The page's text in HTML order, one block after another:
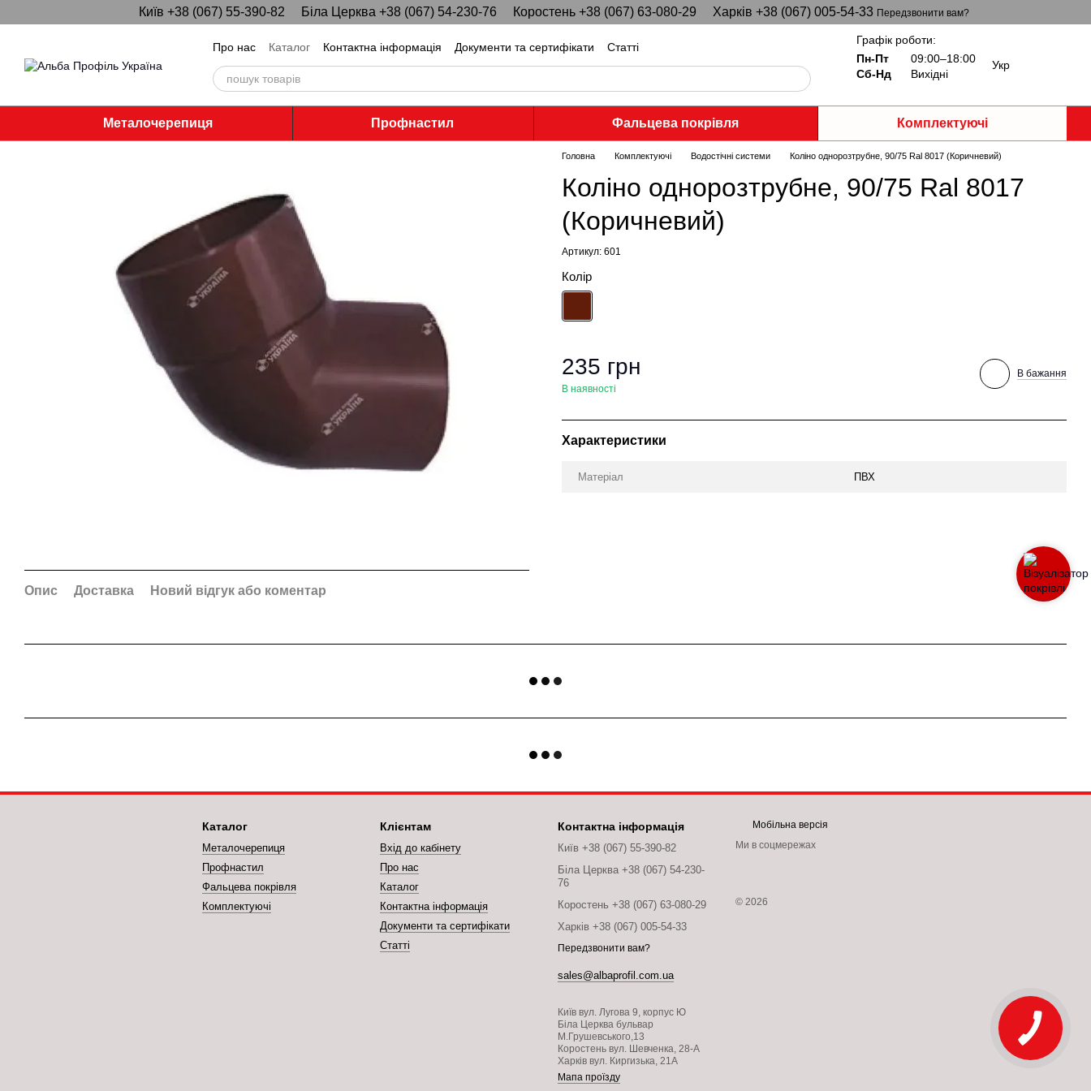
Перейти до основного контентуКиїв +38 (067) 55-390-82 Біла Церква +38 (067) 54-230-76 Коростень +38 (067) 63-080-29 Харків +38 (067) 005-54-33 Передзвонити вам?
Про нас Каталог Контактна інформація Документи та сертифікати Статті
Графік роботи:
Пн-Пт
09:00–18:00
Сб-Нд
Вихідні
Укр
Металочерепиця Профнастил Фальцева покрівля Комплектуючі
Опис Доставка Новий відгук або коментар
Головна Комплектуючі Водостічні системи Коліно однорозтрубне, 90/75 Ral 8017 (Коричневий)
Коліно однорозтрубне, 90/75 Ral 8017
(Коричневий)
Артикул: 601
Колір
235 грн
В наявності
В бажання
Характеристики
Матеріал ПВХ
Каталог
Металочерепиця
Профнастил
Фальцева покрівля
Комплектуючі
Клієнтам
Вхід до кабінету
Про нас
Каталог
Контактна інформація
Документи та сертифікати
Статті
Контактна інформація
Київ +38 (067) 55-390-82
Біла Церква +38 (067) 54-230-
76
Коростень +38 (067) 63-080-29
Харків +38 (067) 005-54-33
Передзвонити вам?
sales@albaprofil.com.ua
Київ вул. Лугова 9, корпус Ю
Біла Церква бульвар
М.Грушевського,13
Коростень вул. Шевченка, 28-А
Харків вул. Киргизька, 21А
Мапа проїзду
Мобільна версія
Ми в соцмережах
© 2026